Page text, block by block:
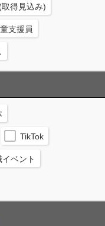
得見込み)
支援員
TikTok
イベント